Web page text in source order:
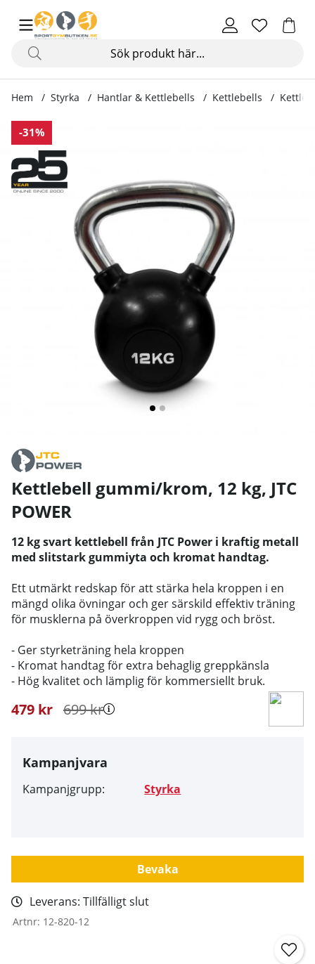
Hem Styrka Hantlar & Kettlebells Kettlebells
-31%
Produktbilder Kettlebell gummi/krom, 12 kg
Kettlebell gummi/krom, 12 kg, JTC
POWER
12 kg svart kettlebell från JTC Power i kraftig metall
med slitstark gummiyta och kromat handtag.
Ett utmärkt redskap för att stärka hela kroppen i en
mängd olika övningar och ger särskild effektiv träning
för musklerna på överkroppen vid rygg och bröst.
- Ger styrketräning hela kroppen
- Kromat handtag för extra behaglig greppkänsla
- Hög kvalitet och lämplig för kommersiellt bruk.
699kr
479 kr
Kampanjvara
Kampanjgrupp: Styrka
Bevaka
Leverans: Tillfälligt slut
Artnr: 12-820-12